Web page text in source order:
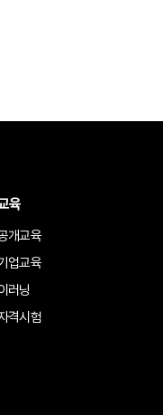
육
개교육
업교육
러닝
격시험